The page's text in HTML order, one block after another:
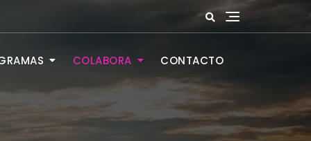
COLABORA CONTACTO